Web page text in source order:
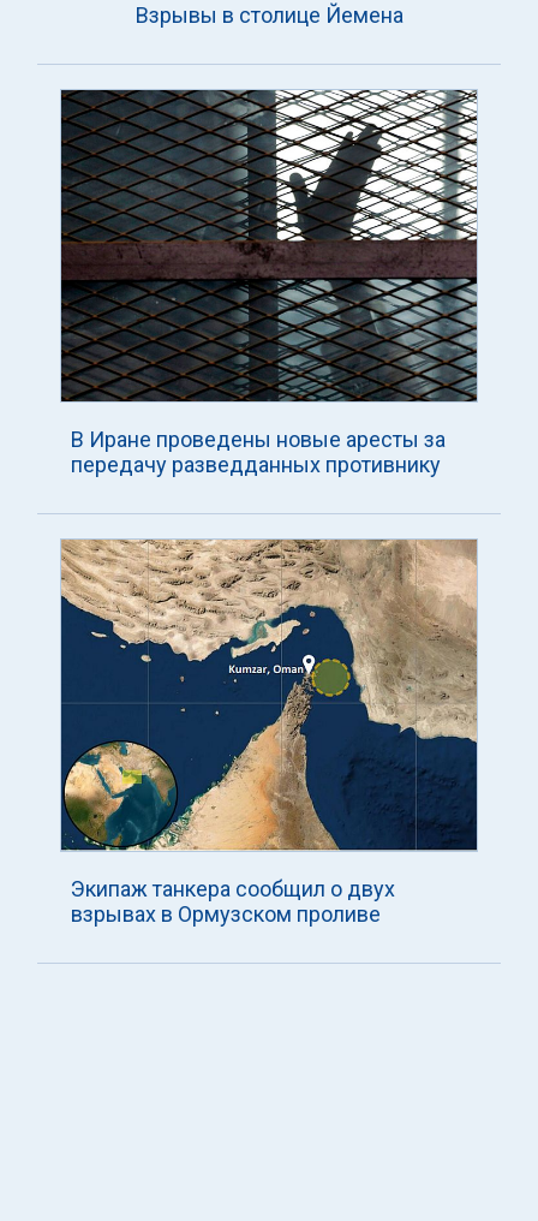
Взрывы в столице Йемена
В Иране проведены новые аресты за
передачу разведданных противнику
Экипаж танкера сообщил о двух
взрывах в Ормузском проливе